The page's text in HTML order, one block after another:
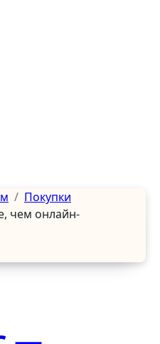
Покупки
чем онлайн-